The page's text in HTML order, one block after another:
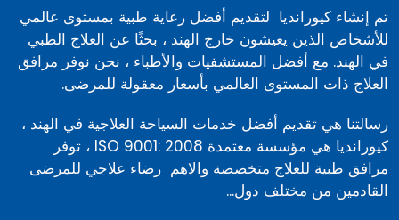
تم إنشاء كيورانديا لتقديم أفضل رعاية طبية بمستوى عالمي
للأشخاص الذين يعيشون خارج الهند ، بحثًا عن العلاج الطبي
في الهند. مع أفضل المستشفيات والأطباء ، نحن نوفر مرافق
العلاج ذات المستوى العالمي بأسعار معقولة للمرضى.
رسالتنا هي تقديم أفضل خدمات السياحة العلاجية في الهند ،
كيورانديا هي مؤسسة معتمدة ISO 9001: 2008 ، توفر
مرافق طبية للعلاج متخصصة والاهم رضاء علاجي للمرضى
القادمين من مختلف دول...